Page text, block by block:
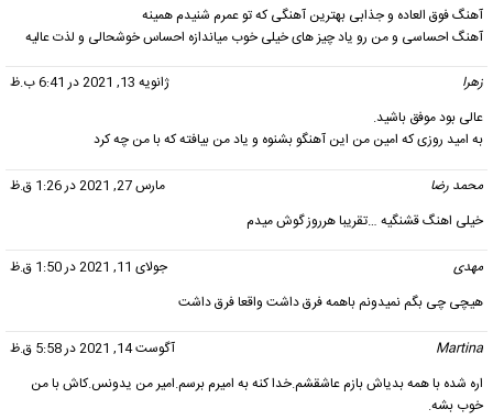
آهنگ فوق العاده و جذابی بهترین آهنگی که تو عمرم شنیدم همینه
آهنگ احساسی و من رو یاد چیز های خیلی خوب میاندازه احساس خوشحالی و لذت عالیه
زهرا
ژانویه 13, 2021 در 6:41 ب.ظ
عالی بود موفق باشید.
به امید روزی که امین من این آهنگو بشنوه و یاد من بیافته که با من چه کرد
محمد رضا
مارس 27, 2021 در 1:26 ق.ظ
خیلی اهنگ قشنگیه …تقریبا هرروز گوش میدم
مهدی
جولای 11, 2021 در 1:50 ق.ظ
هیچی چی بگم نمیدونم باهمه فرق داشت واقعا فرق داشت
Martina
آگوست 14, 2021 در 5:58 ق.ظ
اره شده با همه بدیاش بازم عاشقشم.خدا کنه به امیرم برسم.امیر من یدونس.کاش با من
خوب بشه.